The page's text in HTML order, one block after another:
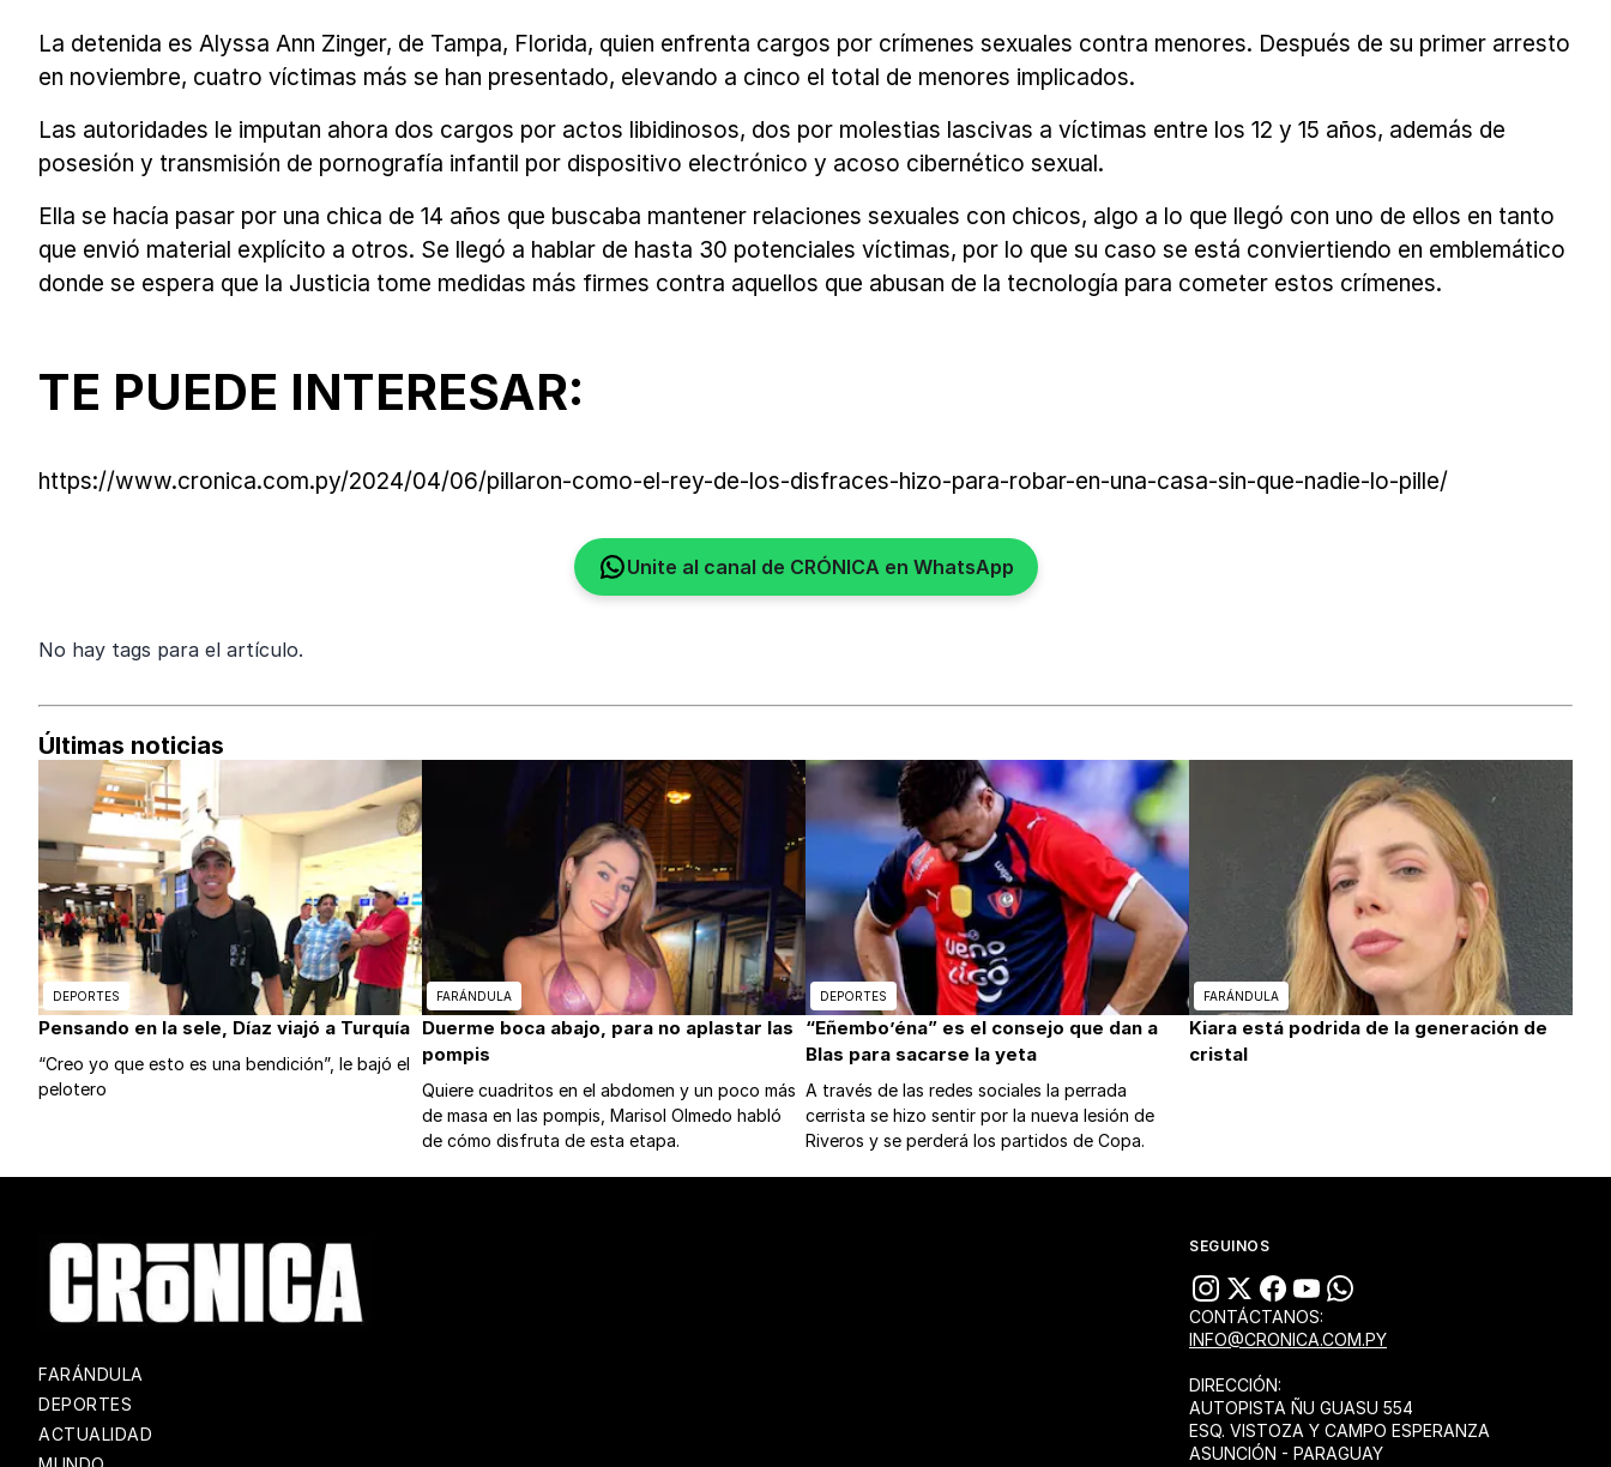
La detenida es Alyssa Ann Zinger, de Tampa, Florida, quien enfrenta cargos por crímenes sexuales contra menores. Después de su primer arresto
en noviembre, cuatro víctimas más se han presentado, elevando a cinco el total de menores implicados.
Las autoridades le imputan ahora dos cargos por actos libidinosos, dos por molestias lascivas a víctimas entre los 12 y 15 años, además de
posesión y transmisión de pornografía infantil por dispositivo electrónico y acoso cibernético sexual.
Ella se hacía pasar por una chica de 14 años que buscaba mantener relaciones sexuales con chicos, algo a lo que llegó con uno de ellos en tanto
que envió material explícito a otros. Se llegó a hablar de hasta 30 potenciales víctimas, por lo que su caso se está conviertiendo en emblemático
donde se espera que la Justicia tome medidas más firmes contra aquellos que abusan de la tecnología para cometer estos crímenes.
TE PUEDE INTERESAR:
https://www.cronica.com.py/2024/04/06/pillaron-como-el-rey-de-los-disfraces-hizo-para-robar-en-una-casa-sin-que-nadie-lo-pille/
Unite al canal de CRÓNICA en WhatsApp
No hay tags para el artículo.
Últimas noticias
DEPORTES
Pensando en la sele, Díaz viajó a Turquía
“Creo yo que esto es una bendición”, le bajó el
pelotero
FARÁNDULA
Duerme boca abajo, para no aplastar las
pompis
Quiere cuadritos en el abdomen y un poco más
de masa en las pompis, Marisol Olmedo habló
de cómo disfruta de esta etapa.
DEPORTES
“Eñembo’éna” es el consejo que dan a
Blas para sacarse la yeta
A través de las redes sociales la perrada
cerrista se hizo sentir por la nueva lesión de
Riveros y se perderá los partidos de Copa.
FARÁNDULA
Kiara está podrida de la generación de
cristal
FARÁNDULA
DEPORTES
ACTUALIDAD
SEGUINOS
CONTÁCTANOS:
INFO@CRONICA.COM.PY
DIRECCIÓN:
AUTOPISTA ÑU GUASU 554
ESQ. VISTOZA Y CAMPO ESPERANZA
ASUNCIÓN - PARAGUAY